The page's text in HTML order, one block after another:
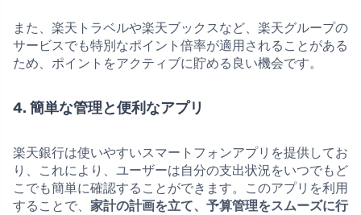
また、楽天トラベルや楽天ブックスなど、楽天グループの
サービスでも特別なポイント倍率が適用されることがある
ため、ポイントをアクティブに貯める良い機会です。
4. 簡単な管理と便利なアプリ
楽天銀行は使いやすいスマートフォンアプリを提供してお
り、これにより、ユーザーは自分の支出状況をいつでもど
こでも簡単に確認することができます。このアプリを利用
することで、 家計の計画を立て、予算管理をスムーズに行